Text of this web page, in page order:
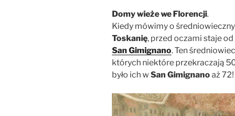
Domy wieże we Florencji.
Kiedy mówimy o
Toskanię, przed oczami staje
San Gimignano. Ten
których niektóre przekraczają
było ich w San Gimignanoaż 72!